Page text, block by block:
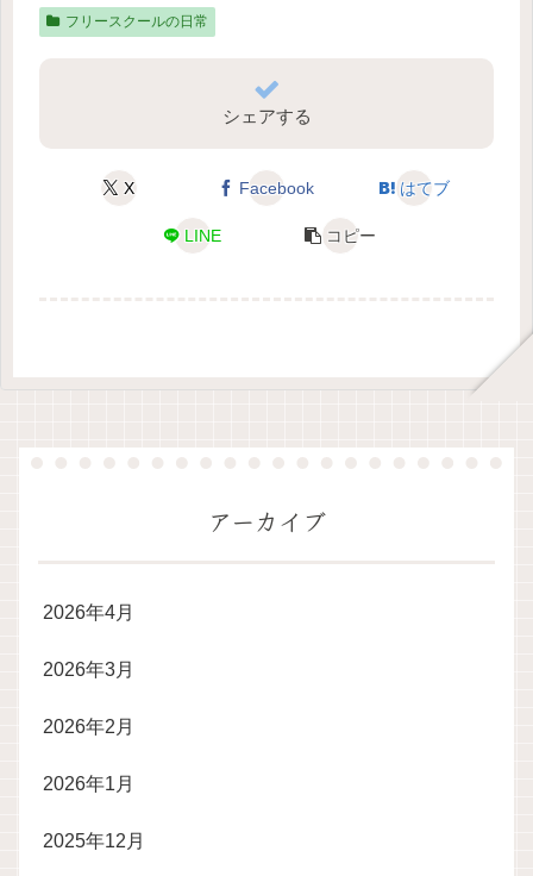
フリースクールの日常
シェアする
X Facebook はてブ
LINE コピー
アーカイブ
2026年4月
2026年3月
2026年2月
2026年1月
2025年12月